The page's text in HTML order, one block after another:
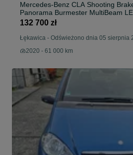
Mercedes-Benz CLA Shooting
Panorama Burmester MultiBeam
132 700 zł
Łękawica - Odświeżono dnia 05 sierpnia
2020 - 61 000 km